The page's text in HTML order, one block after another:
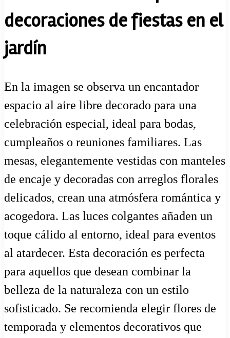
decoraciones de fiestas en el
jardín
En la imagen se observa un encantador
espacio al aire libre decorado para una
celebración especial, ideal para bodas,
cumpleaños o reuniones familiares. Las
mesas, elegantemente vestidas con manteles
de encaje y decoradas con arreglos florales
delicados, crean una atmósfera romántica y
acogedora. Las luces colgantes añaden un
toque cálido al entorno, ideal para eventos
al atardecer. Esta decoración es perfecta
para aquellos que desean combinar la
belleza de la naturaleza con un estilo
sofisticado. Se recomienda elegir flores de
temporada y elementos decorativos que